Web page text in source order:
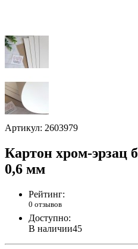
Артикул: 2603979
Картон хром-эрзац
0,6 мм
Рейтинг:
0 отзывов
Доступно:
В наличии45